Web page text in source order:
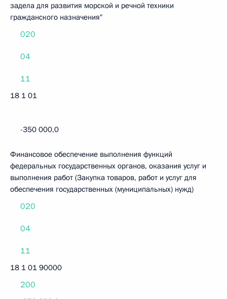
задела для развития морской и речной техники
гражданского назначения"
020
04
11
18 1 01
-350 000,0
Финансовое обеспечение выполнения функций
федеральных государственных органов, оказания услуг и
выполнения работ (Закупка товаров, работ и услуг для
обеспечения государственных (муниципальных) нужд)
020
04
11
18 1 01 90000
200